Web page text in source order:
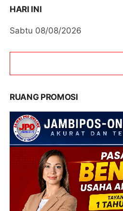
HARI INI
Sabtu 08/08/2026
RUANG PROMOSI